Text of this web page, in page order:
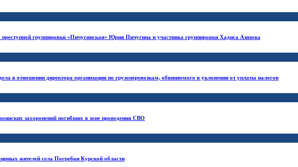
группировки «Пичугинская» Юрия Пичугина и участника группировки Хадиса Азизова
в отношении директора организации по грузоперевозкам, обвиняемого в уклонении от уплаты налогов
захоронений погибших в зоне проведения СВО
жителей села Погребки Курской области